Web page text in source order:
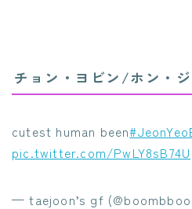
チョン・ヨビン/ホン・
cutest human been
pic.twitter.com/PwLY8sB74U
— taejoon’s gf